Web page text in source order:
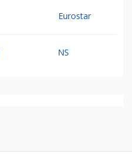
Eurostar
NS